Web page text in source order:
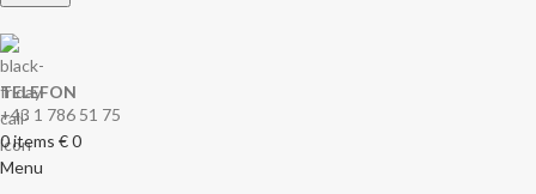
TELEFON
+43 1 786 51 75
0items €0
Menu